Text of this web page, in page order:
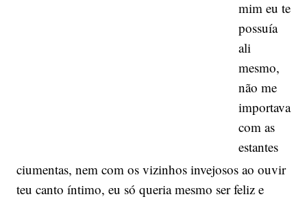
mim eu te
possuía
ali
mesmo,
não me
importava
com as
estantes
ciumentas, nem com os vizinhos invejosos ao ouvir
teu canto íntimo, eu só queria mesmo ser feliz e